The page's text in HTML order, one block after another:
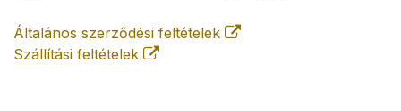
Általános szerződési feltételek
Szállítási feltételek